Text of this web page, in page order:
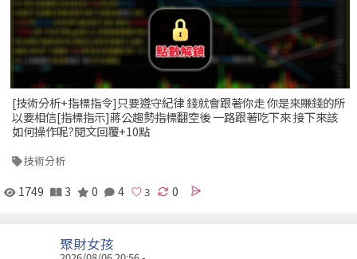
[技術分析+指標指令]只要遵守紀律 錢就會跟著你走 你是來賺錢的所
以要相信[指標指示]蔣公趨勢指標翻空後 一路跟著吃下來 接下來該
如何操作呢?閱文回覆+10點
技術分析
1749 3 0 4 0
聚財女孩